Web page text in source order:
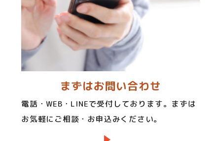
まずはお問い合わせ
電話・WEB・LINEで受付しております。まずは
お気軽にご相談・お申込みください。